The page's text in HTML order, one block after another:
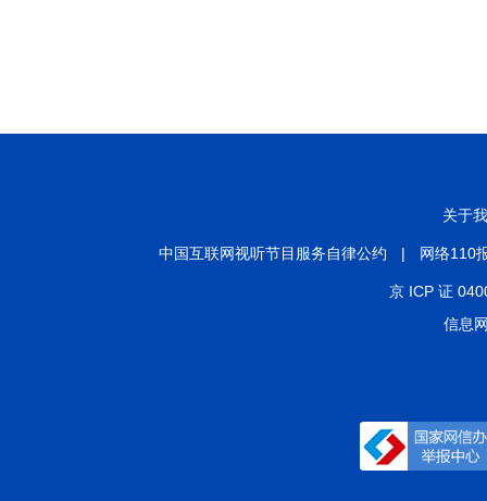
关于
中国互联网视听节目服务自律公约 | 网络110
京 ICP 证
信息